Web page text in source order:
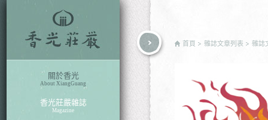
關於香光
About XiangGuang
香光莊嚴雜誌
Magazine
首頁 雜誌文章列表 雜誌